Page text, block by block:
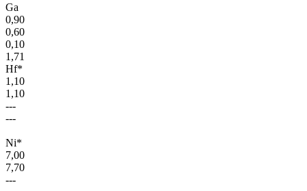
Ga
0,90
0,60
0,10
1,71
Hf*
1,10
1,10
---
---
Ni*
7,00
7,70
---